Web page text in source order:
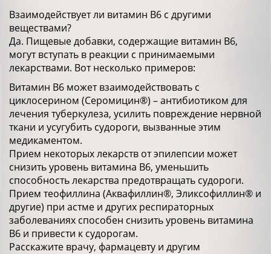
Взаимодействует ли витамин В6 с другими
веществами?
Да. Пищевые добавки, содержащие витамин В6,
могут вступать в реакции с принимаемыми
лекарствами. Вот несколько примеров:
Витамин В6 может взаимодействовать с
циклосерином (Серомицин®) – антибиотиком для
лечения туберкулеза, усилить повреждение нервной
ткани и усугубить судороги, вызванные этим
медикаментом.
Прием некоторых лекарств от эпилепсии может
снизить уровень витамина В6, уменьшить
способность лекарства предотвращать судороги.
Прием теофиллина (Аквафиллин®, Эликсофиллин® и
другие) при астме и других респираторных
заболеваниях способен снизить уровень витамина
В6 и привести к судорогам.
Расскажите врачу, фармацевту и другим